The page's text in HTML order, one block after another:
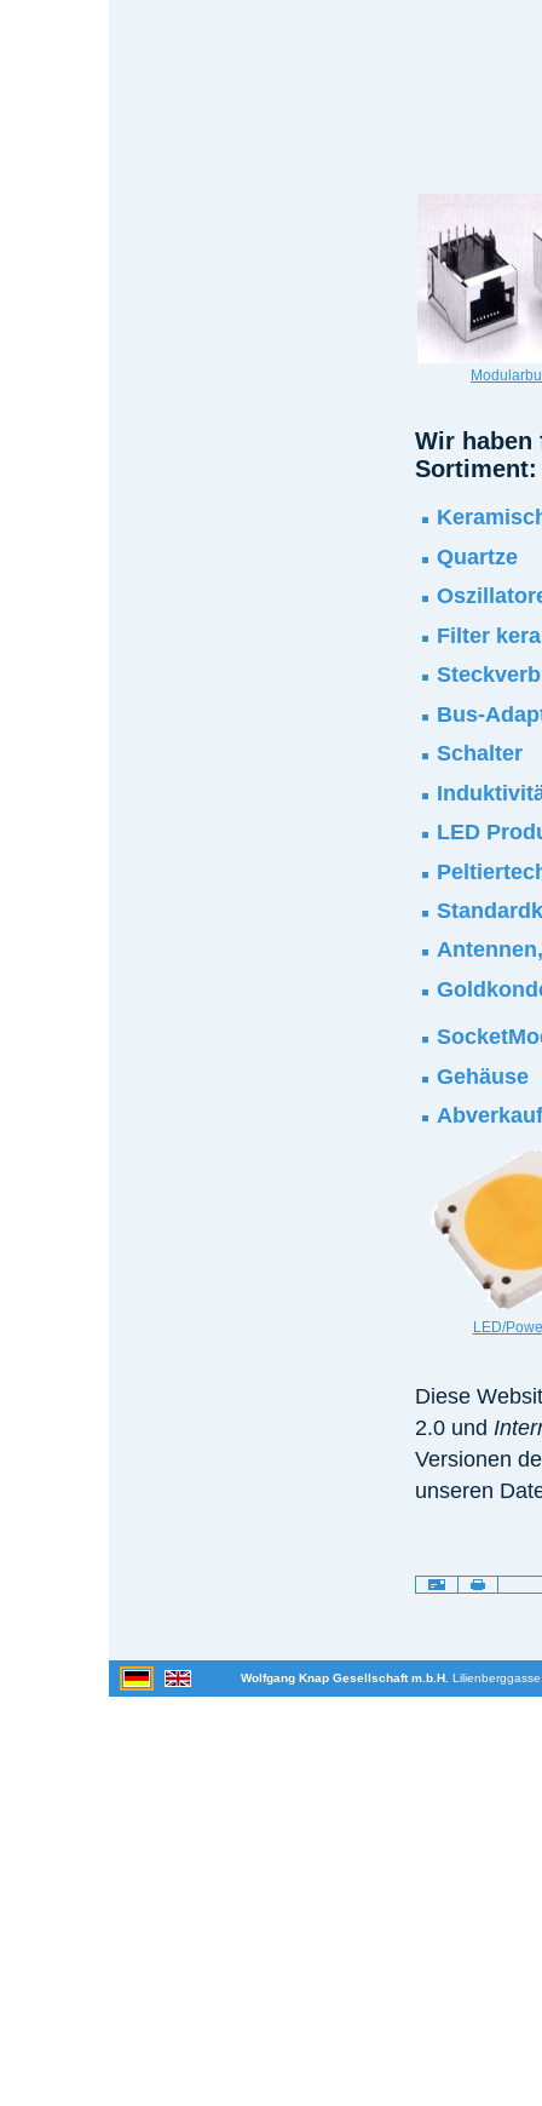
Wir haben
Sortiment:
Quartze
Filter
Bus-
Schalter
LED
Gehäuse
LED/
Diese
2.0 und
Versionen
unseren
Artikelaktionen
Wolfgang Knap Gesellschaft m.b.H.